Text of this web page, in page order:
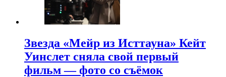
Звезда «Мейр из Исттауна» Кейт
Уинслет сняла свой первый
фильм — фото со съёмок